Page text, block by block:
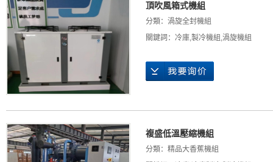
頂吹風箱式機組
分類： 渦旋全封機組
關鍵詞： 冷庫,製冷機組 ,渦旋機組
複盛低溫壓縮機組
分類： 精品大香蕉機組